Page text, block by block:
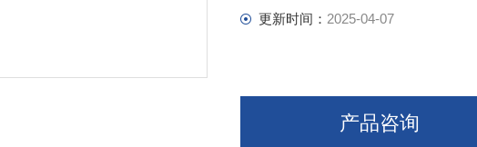
PURE-EVs:Size exclusion
更新时间： 2025-04-07
产品咨询